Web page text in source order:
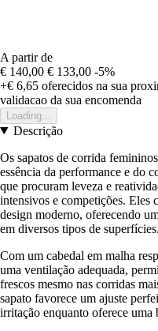
A partir de
€ 140,00 € 133,00 -5%
+€ 6,65 oferecidos na sua
validacao da sua encomenda
Loading...
Descrição
Os sapatos de corrida
essência da performance e do
que procuram leveza e
intensivos e competições. Eles
design moderno, oferecendo
em diversos tipos de superfícies.
Com um cabedal em malha
uma ventilação adequada,
frescos mesmo nas corridas
sapato favorece um ajuste
irritação enquanto oferece uma